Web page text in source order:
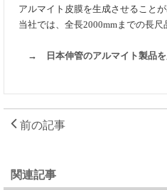
アルマイト皮膜を生成させることが
当社では、全長2000mmまでの長尺
→ 日本伸管のアルマイト製品
前の記事
関連記事